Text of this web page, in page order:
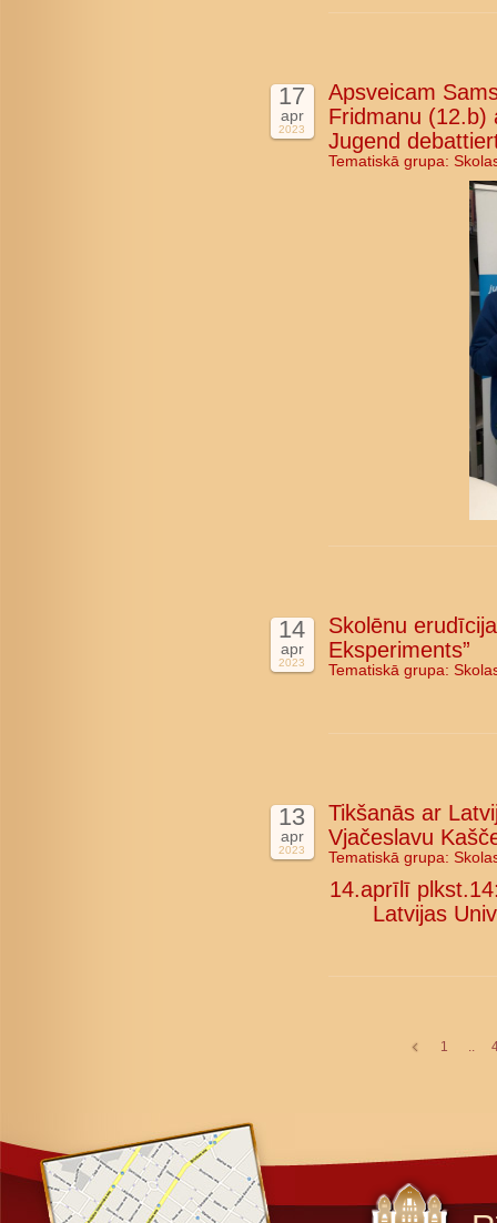
17
apr
2023
Apsveicam
Fridmanu (12.b)
Jugend
Tematiskā grupa:
14
apr
2023
Skolēnu
Eksperiments”
Tematiskā grupa:
13
apr
2023
Tikšanās ar
Vjačeslavu
Tematiskā grupa:
14.aprīlī
Latvijas
1 ..